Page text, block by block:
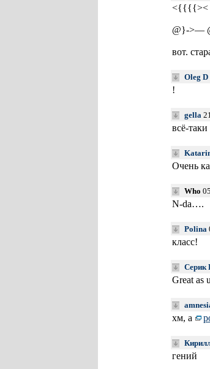
<{{{{><
@}->—
вот.
Oleg D
!
gella
всё-
Очень
Who
N-da….
Polina
класс!
Серик
Great as
хм, а
гений